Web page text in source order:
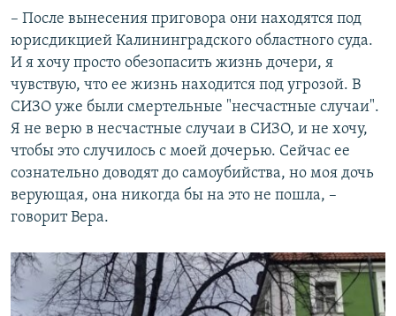
– После вынесения приговора они находятся под
юрисдикцией Калининградского областного суда.
И я хочу просто обезопасить жизнь дочери, я
чувствую, что ее жизнь находится под угрозой. В
СИЗО уже были смертельные "несчастные случаи".
Я не верю в несчастные случаи в СИЗО, и не хочу,
чтобы это случилось с моей дочерью. Сейчас ее
сознательно доводят до самоубийства, но моя дочь
верующая, она никогда бы на это не пошла, –
говорит Вера.